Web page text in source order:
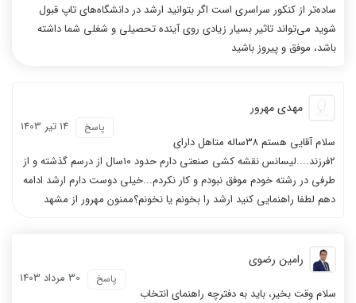
ساده‌تر از کنکور سراسری است اگر بتوانید ارشد در دانشگاه‌های تاپ قبول
شوید می‌تواند تاثیر بسیار زیادی روی آینده تحصیلی و شغلی شما داشته
باشد، موفق و پیروز باشید
مهدی مهرور
14 تیر 1403 پاسخ
سلام آقایی هستم ۳۸ساله متاهل دارای
۲فرزند....لیسانس نقشه کشی صنعتی دارم حدود ۱۰سال از درسم گذشته و از
طرفی در رشته خودم موفق نبودم و کار نکردم...خیلی دوست دارم ارشد ادامه
دهم لطفا راهنمایی کنید ارشد را بخونم یا نخونم؟ممنون مهرور از مشهد
رامین رضوی
30 مرداد 1403 پاسخ
سلام وقت بخیر، باید به دفترچه راهنمای انتخاب